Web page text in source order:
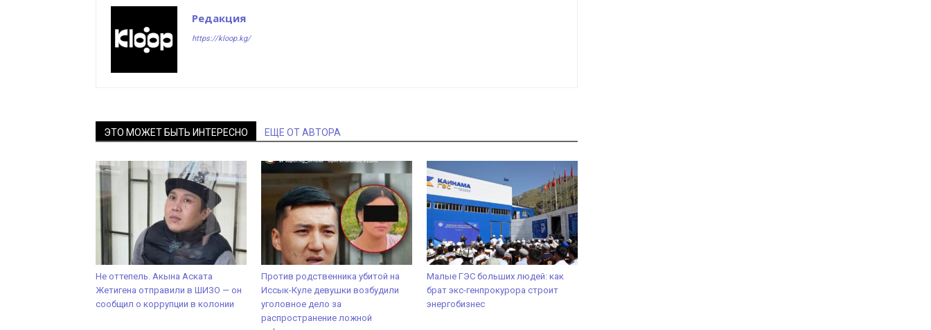
Редакция
https://kloop.kg/
ЭТО МОЖЕТ БЫТЬ ИНТЕРЕСНО ЕЩЕ ОТ АВТОРА
Не оттепель. Акына Аската
Жетигена отправили в ШИЗО — он
сообщил о коррупции в колонии
Против родственника убитой на
Иссык-Куле девушки возбудили
уголовное дело за
распространение ложной
Малые ГЭС больших людей: как
брат экс-генпрокурора строит
энергобизнес